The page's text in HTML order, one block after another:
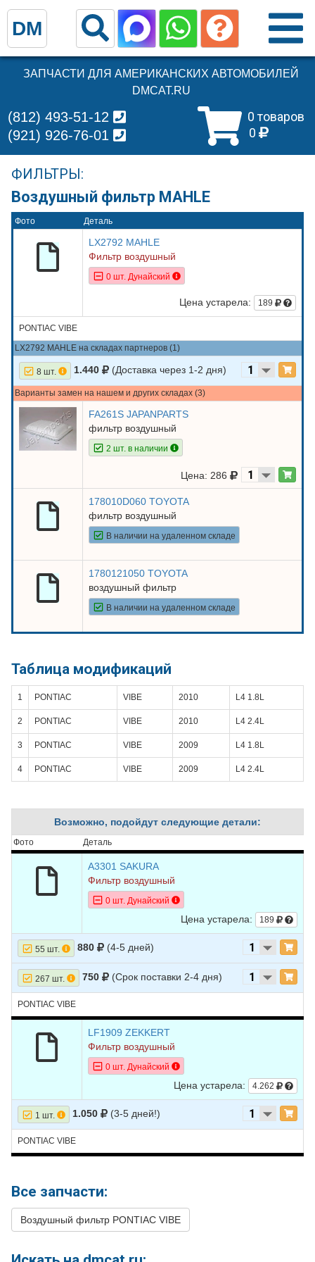
ЗАПЧАСТИ ДЛЯ АМЕРИКАНСКИХ АВТОМОБИЛЕЙ
DMCAT.RU
0 товаров
0
(812) 493-51-12
(921) 926-76-01
ФИЛЬТРЫ:
Воздушный фильтр MAHLE
Фото Деталь
LX2792 MAHLE
Фильтр воздушный
0 шт. Дунайский
Цена устарела: 189
PONTIAC VIBE
LX2792 MAHLE на складах партнеров (1)
8 шт. 1.440 (Доставка через 1-2 дня)
Варианты замен на нашем и других складах (3)
FA261S JAPANPARTS
фильтр воздушный
2 шт. в наличии
Цена: 286
178010D060 TOYOTA
фильтр воздушный
В наличии на удаленном складе
1780121050 TOYOTA
воздушный фильтр
В наличии на удаленном складе
Таблица модификаций
1 PONTIAC VIBE 2010 L4 1.8L
2 PONTIAC VIBE 2010 L4 2.4L
3 PONTIAC VIBE 2009 L4 1.8L
4 PONTIAC VIBE 2009 L4 2.4L
Возможно, подойдут следующие детали:
Фото Деталь
A3301 SAKURA
Фильтр воздушный
0 шт. Дунайский
Цена устарела: 189
55 шт. 880 (4-5 дней)
267 шт. 750 (Срок поставки 2-4 дня)
PONTIAC VIBE
LF1909 ZEKKERT
Фильтр воздушный
0 шт. Дунайский
Цена устарела: 4.262
1 шт. 1.050 (3-5 дней!)
PONTIAC VIBE
Все запчасти:
Воздушный фильтр PONTIAC VIBE
DM